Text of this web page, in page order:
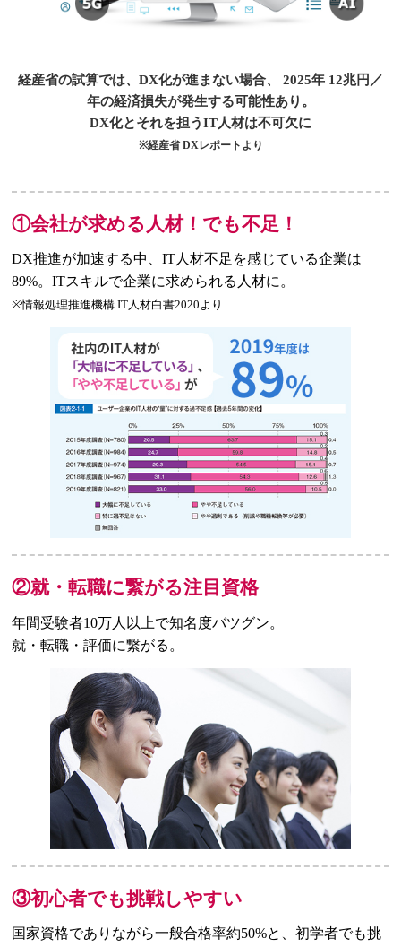
経産省の試算では、DX化が進まない場合、
2025年 12兆円／
年の経済損失が発生する可能性あり。
DX化とそれを担うIT人材は不可欠に
※経産省 DXレポートより
①会社が求める人材！でも不足！
DX推進が加速する中、IT人材不足を感じている企業は
89%。ITスキルで企業に求められる人材に。
※情報処理推進機構 IT人材白書2020より
②就・転職に繋がる注目資格
年間受験者10万人以上で知名度バツグン。
就・転職・評価に繋がる。
③初心者でも挑戦しやすい
国家資格でありながら一般合格率約50%と、初学者でも挑